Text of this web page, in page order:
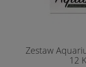
Zestaw
12